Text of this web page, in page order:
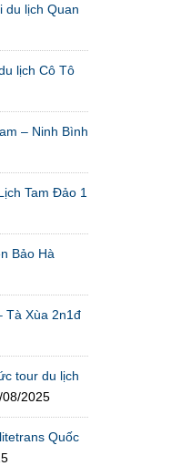
du lịch Quan
lịch Cô Tô
– Ninh Bình
Tam Đảo 1
Bảo Hà
Tà Xùa 2n1đ
tour du lịch
08/2025
Quốc